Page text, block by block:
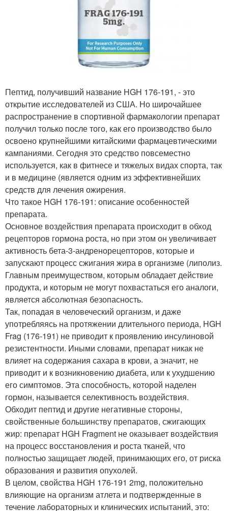
Пептид, получивший название HGH 176-191, - это
открытие исследователей из США. Но широчайшее
распространение в спортивной фармакологии препарат
получил только после того, как его производство было
освоено крупнейшими китайскими фармацевтическими
кампаниями. Сегодня это средство повсеместно
используется, как в фитнесе и тяжелых видах спорта, так
и в медицине (является одним из эффективнейших
средств для лечения ожирения.
Что такое HGH 176-191: описание особенностей
препарата.
Основное воздействия препарата происходит в обход
рецепторов гормона роста, но при этом он увеличивает
активность бета-3-андренорецепторов, которые и
запускают процесс сжигания жира в организме (липолиз.
Главным преимуществом, которым обладает действие
продукта, и которым не могут похвастаться его аналоги,
является абсолютная безопасность.
Так, попадая в человеческий организм, и даже
употребляясь на протяжении длительного периода, HGH
Frag (176-191) не приводит к проявлению инсулиновой
резистентности. Иными словами, препарат никак не
влияет на содержания сахара в крови, а значит, не
приводит и к возникновению диабета, или к ухудшению
его симптомов. Эта способность, которой наделен
гормон, называется селективность воздействия.
Обходит пептид и другие негативные стороны,
свойственные большинству препаратов, сжигающих
жир: препарат HGH Fragment не оказывает воздействия
на процесс восстановления и роста тканей, что
полностью защищает людей, принимающих его, от риска
образования и развития опухолей.
В целом, свойства HGH 176-191 2mg, положительно
влияющие на организм атлета и подтвержденные в
течение лабораторных и клинических испытаний, это: